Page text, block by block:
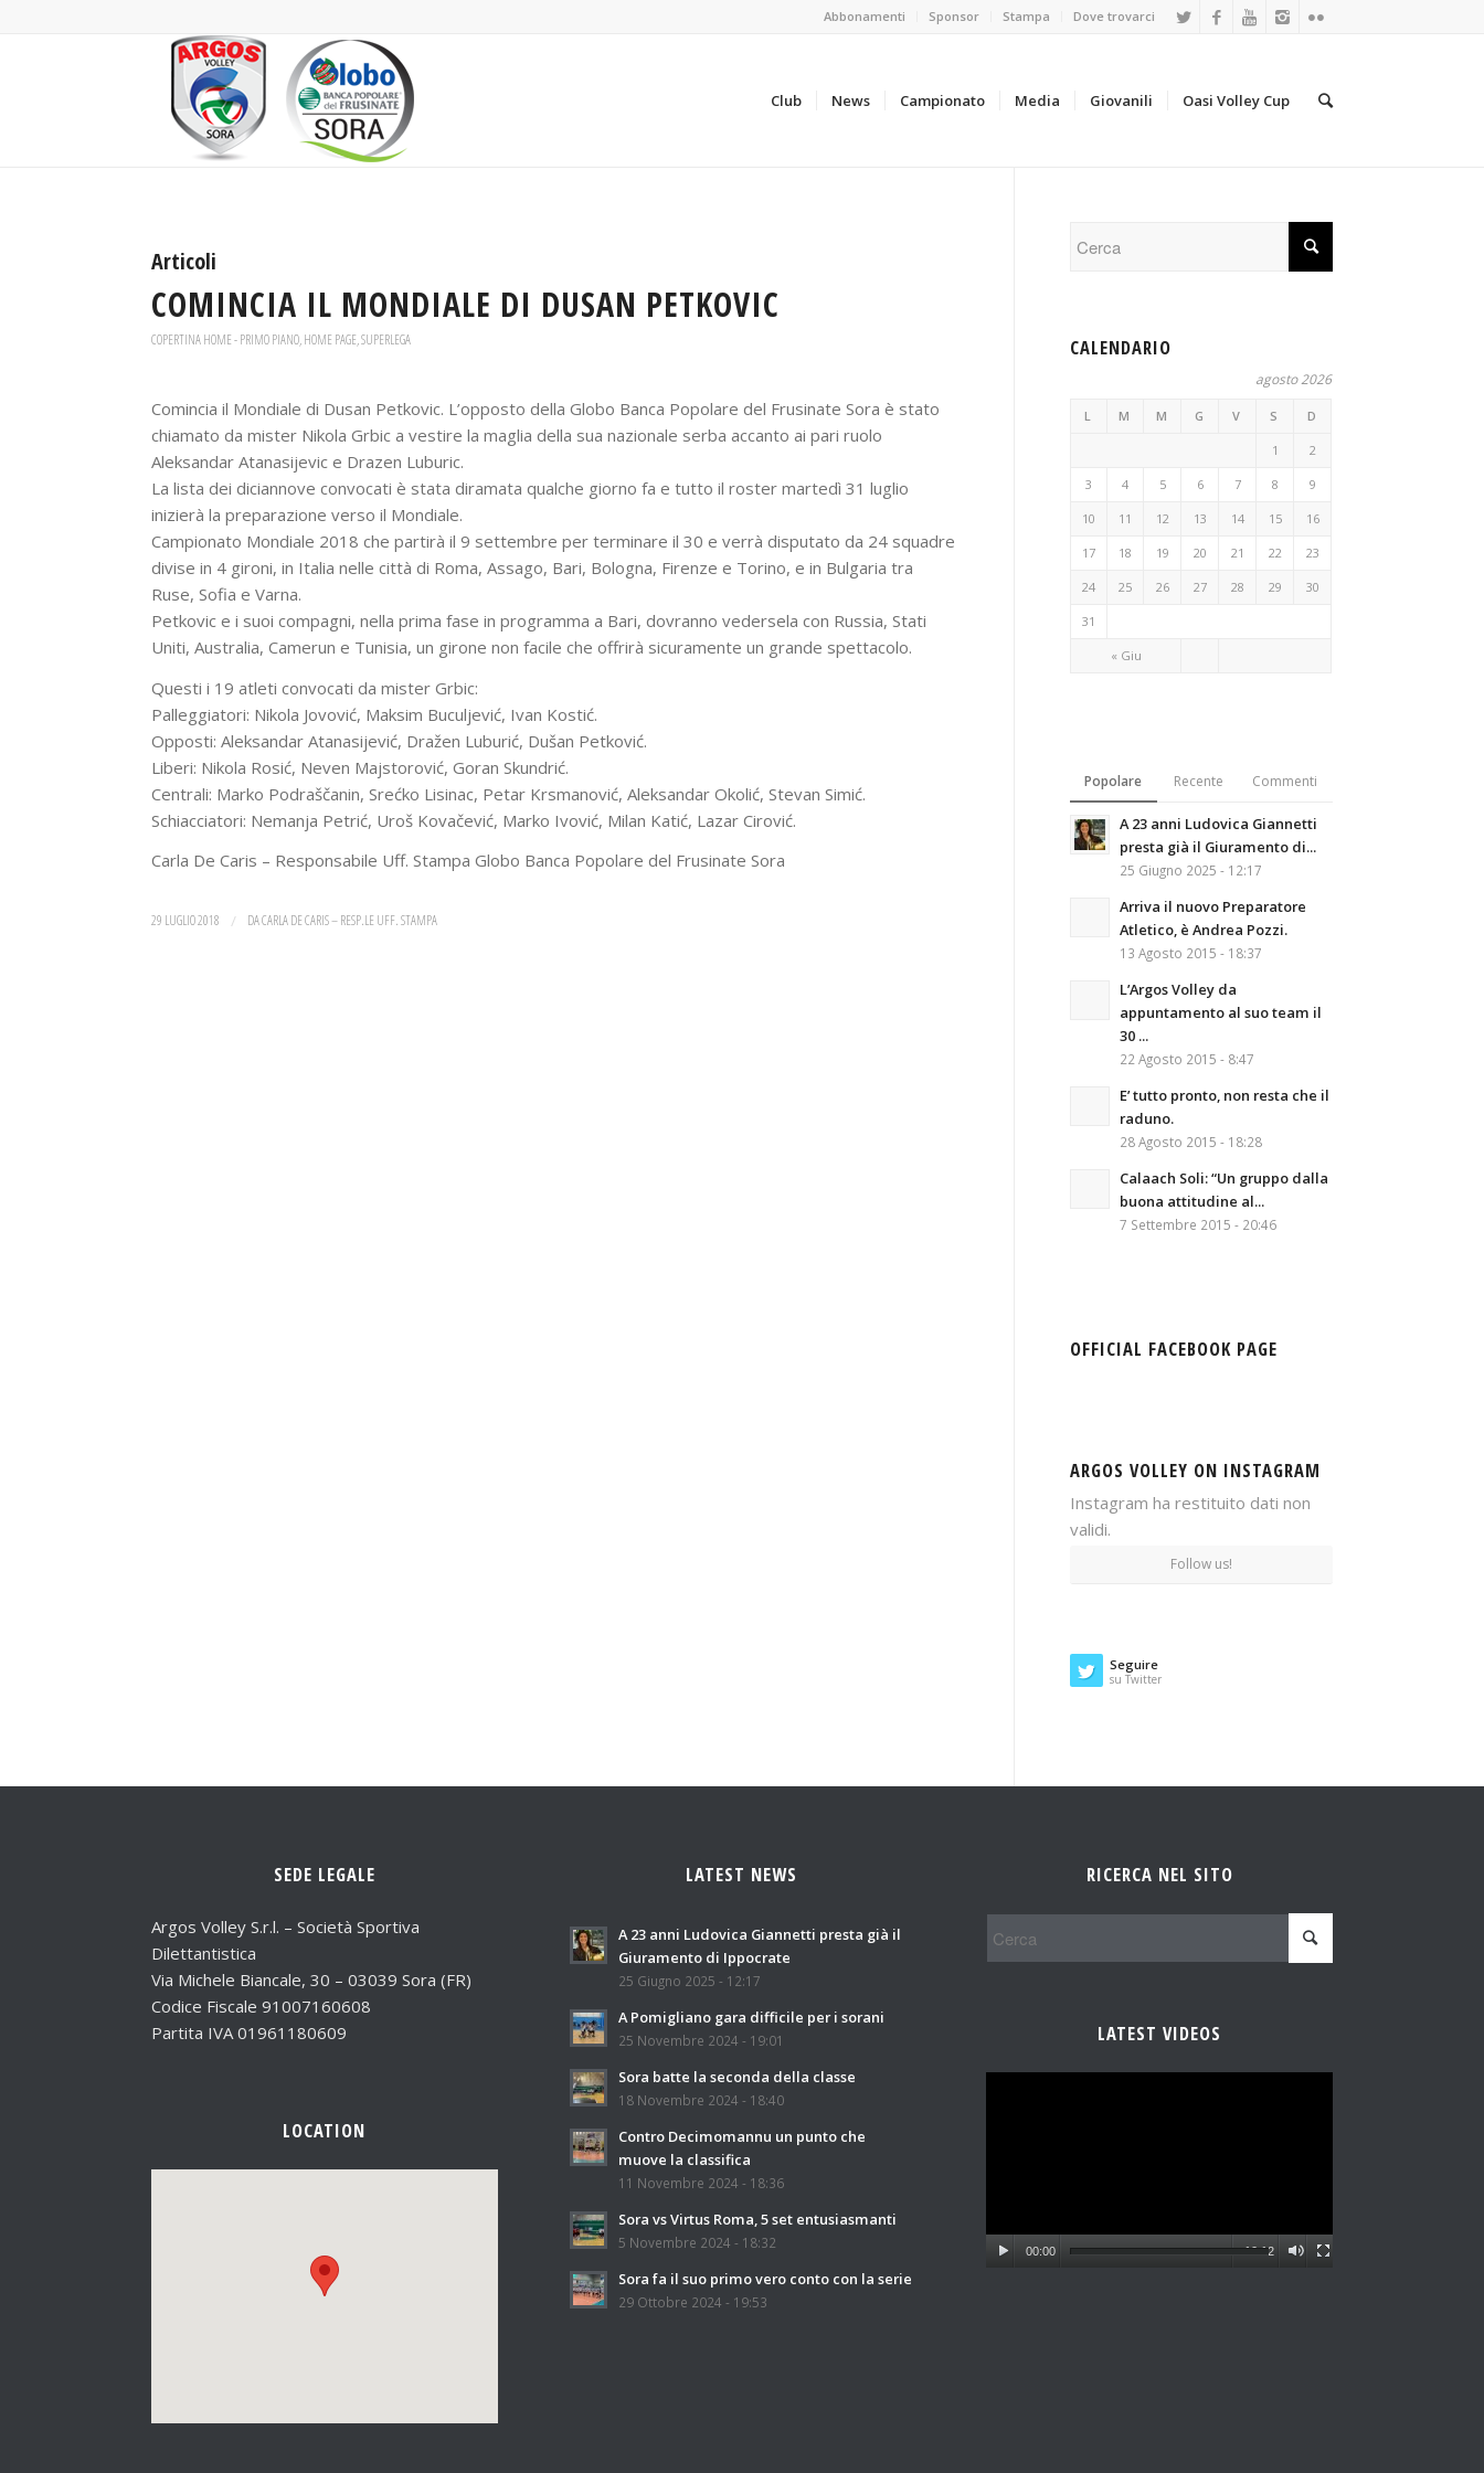
Abbonamenti Sponsor Stampa Dove trovarci
Club News Campionato Media Giovanili Oasi Volley Cup
Articoli
COMINCIA IL MONDIALE DI DUSAN PETKOVIC
COPERTINA HOME - PRIMO PIANO,HOME PAGE,SUPERLEGA
Comincia il Mondiale di Dusan Petkovic. L’opposto della Globo Banca Popolare del Frusinate Sora è stato
chiamato da mister Nikola Grbic a vestire la maglia della sua nazionale serba accanto ai pari ruolo
Aleksandar Atanasijevic e Drazen Luburic.
La lista dei diciannove convocati è stata diramata qualche giorno fa e tutto il roster martedì 31 luglio
inizierà la preparazione verso il Mondiale.
Campionato Mondiale 2018 che partirà il 9 settembre per terminare il 30 e verrà disputato da 24 squadre
divise in 4 gironi, in Italia nelle città di Roma, Assago, Bari, Bologna, Firenze e Torino, e in Bulgaria tra
Ruse, Sofia e Varna.
Petkovic e i suoi compagni, nella prima fase in programma a Bari, dovranno vedersela con Russia, Stati
Uniti, Australia, Camerun e Tunisia, un girone non facile che offrirà sicuramente un grande spettacolo.
Questi i 19 atleti convocati da mister Grbic:
Palleggiatori: Nikola Jovović, Maksim Buculjević, Ivan Kostić.
Opposti: Aleksandar Atanasijević, Dražen Luburić, Dušan Petković.
Liberi: Nikola Rosić, Neven Majstorović, Goran Skundrić.
Centrali: Marko Podraščanin, Srećko Lisinac, Petar Krsmanović, Aleksandar Okolić, Stevan Simić.
Schiacciatori: Nemanja Petrić, Uroš Kovačević, Marko Ivović, Milan Katić, Lazar Cirović.
Carla De Caris – Responsabile Uff. Stampa Globo Banca Popolare del Frusinate Sora
29 LUGLIO 2018 / DACARLA DE CARIS – RESP.LE UFF. STAMPA
CALENDARIO
agosto 2026
L M M G V S D
« Giu
1 2
3 4 5 6 7 8 9
10 11 12 13 14 15 16
17 18 19 20 21 22 23
24 25 26 27 28 29 30
31
Popolare Recente Commenti
A 23 anni Ludovica Giannetti
presta già il Giuramento di...
25 Giugno 2025 - 12:17
Arriva il nuovo Preparatore
Atletico, è Andrea Pozzi.
13 Agosto 2015 - 18:37
L’Argos Volley da
appuntamento al suo team il
30 ...
22 Agosto 2015 - 8:47
E’ tutto pronto, non resta che il
raduno.
28 Agosto 2015 - 18:28
Calaach Soli: “Un gruppo dalla
buona attitudine al...
7 Settembre 2015 - 20:46
OFFICIAL FACEBOOK PAGE
ARGOS VOLLEY ON INSTAGRAM
Instagram ha restituito dati non
validi.
Follow us!
Seguire
su Twitter
SEDE LEGALE
Argos Volley S.r.l. – Società Sportiva
Dilettantistica
Via Michele Biancale, 30 – 03039 Sora (FR)
Codice Fiscale 91007160608
Partita IVA 01961180609
LOCATION
LATEST NEWS
A 23 anni Ludovica Giannetti presta già il
Giuramento di Ippocrate
25 Giugno 2025 - 12:17
A Pomigliano gara difficile per i sorani
25 Novembre 2024 - 19:01
Sora batte la seconda della classe
18 Novembre 2024 - 18:40
Contro Decimomannu un punto che
muove la classifica
11 Novembre 2024 - 18:36
Sora vs Virtus Roma, 5 set entusiasmanti
5 Novembre 2024 - 18:32
Sora fa il suo primo vero conto con la serie
29 Ottobre 2024 - 19:53
RICERCA NEL SITO
LATEST VIDEOS
00:00 10:12